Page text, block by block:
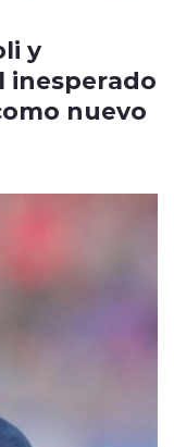
y
inesperado
nuevo